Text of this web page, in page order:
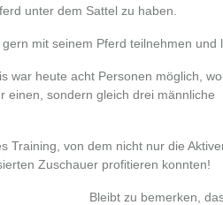
unter dem Sattel zu haben.
mit seinem Pferd teilnehmen und
war heute acht Personen möglich,
einen, sondern gleich drei männliche
Training, von dem nicht nur die
Zuschauer profitieren konnten!
Bleibt zu bemerken,